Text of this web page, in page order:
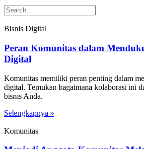
Bisnis Digital
Peran Komunitas dalam
Digital
Komunitas memiliki peran penting dalam
digital. Temukan bagaimana kolaborasi ini
bisnis Anda.
Selengkapnya »
Komunitas